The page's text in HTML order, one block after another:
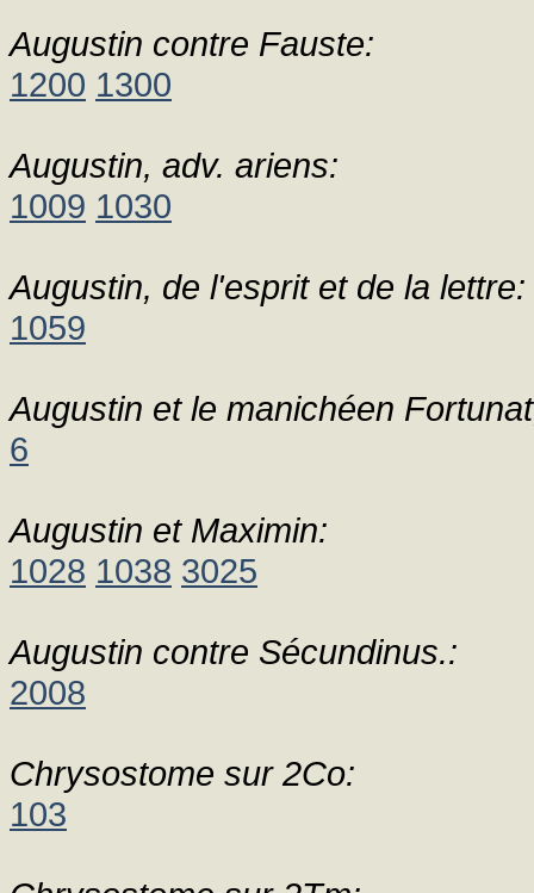
Augustin contre Fauste:
1200 1300
Augustin, adv. ariens:
1009 1030
Augustin, de l'esprit et de la lettre:
1059
Augustin et le manichéen
6
Augustin et Maximin:
1028 1038 3025
Augustin contre Sécundinus.:
2008
Chrysostome sur 2Co:
103